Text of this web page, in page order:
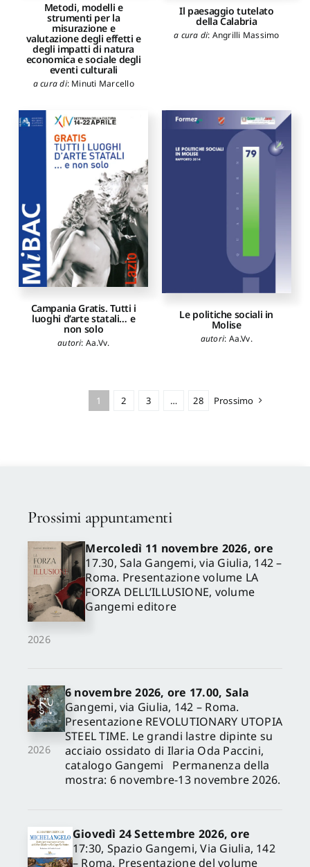
Metodi, modelli e
strumenti per la
misurazione e
valutazione degli effetti e
degli impatti di natura
economica e sociale degli
eventi culturali
a cura di: Minuti Marcello
Il paesaggio tutelato
della Calabria
a cura di: Angrilli Massimo
Campania Gratis. Tutti i
luoghi d’arte statali… e
non solo
autori: Aa.Vv.
Le politiche sociali in
Molise
autori: Aa.Vv.
1 2 3 … 28 Prossimo
Prossimi appuntamenti
2026
Mercoledì 11 novembre 2026, ore
17.30, Sala Gangemi, via Giulia, 142 –
Roma. Presentazione volume LA
FORZA DELL’ILLUSIONE, volume
Gangemi editore
2026
6 novembre 2026, ore 17.00, Sala
Gangemi, via Giulia, 142 – Roma.
Presentazione REVOLUTIONARY UTOPIA
STEEL TIME. Le grandi lastre dipinte su
acciaio ossidato di Ilaria Oda Paccini,
catalogo Gangemi Permanenza della
mostra: 6 novembre-13 novembre 2026.
Giovedì 24 Settembre 2026, ore
17:30, Spazio Gangemi, Via Giulia, 142
– Roma. Presentazione del volume